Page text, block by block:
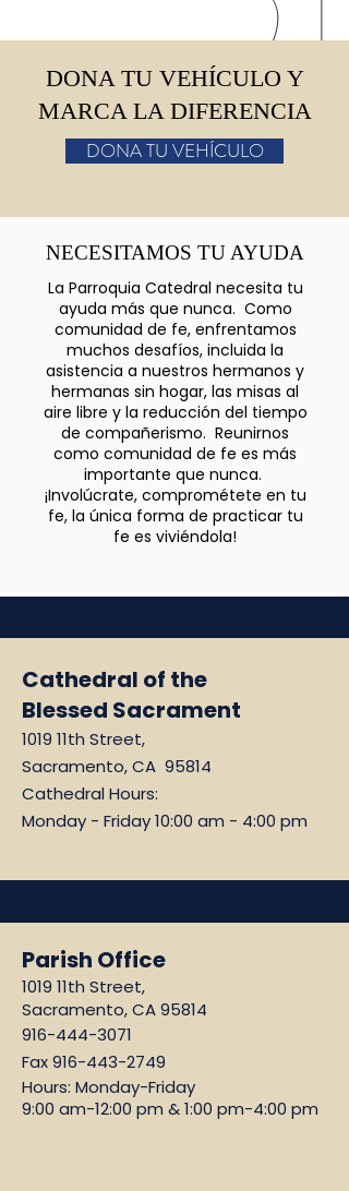
DONA TU VEHÍCULO Y
MARCA LA DIFERENCIA
DONA TU VEHÍCULO
NECESITAMOS TU AYUDA
La Parroquia Catedral necesita tu
ayuda más que nunca. Como
comunidad de fe, enfrentamos
muchos desafíos, incluida la
asistencia a nuestros hermanos y
hermanas sin hogar, las misas al
aire libre y la reducción del tiempo
de compañerismo. Reunirnos
como comunidad de fe es más
importante que nunca.
¡Involúcrate, comprométete en tu
fe, la única forma de practicar tu
fe es viviéndola!
Cathedral of the
Blessed Sacrament
1019 11th Street,
Sacramento, CA 95814
Cathedral Hours:
Monday - Friday 10:00 am - 4:00 pm
Parish Office
1019 11th Street,
Sacramento, CA 95814
916-444-3071
Fax916-443-2749
Hours: Monday-Friday
9:00 am-12:00 pm & 1:00 pm-4:00 pm